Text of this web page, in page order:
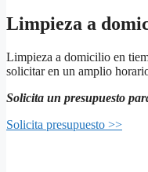
Limpieza a
Limpieza a domicilio en
solicitar en un amplio
Solicita un presupuesto
Solicita presupuesto >>